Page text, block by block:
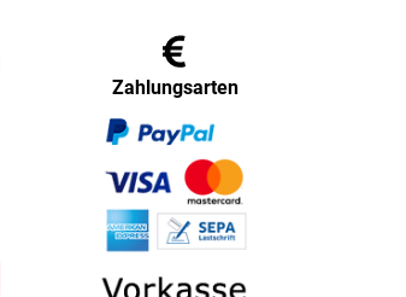
Zahlungsarten